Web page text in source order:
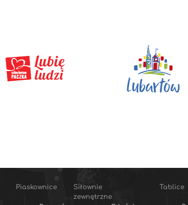
Piaskownice
Siłownie
zewnętrzne
Tablice